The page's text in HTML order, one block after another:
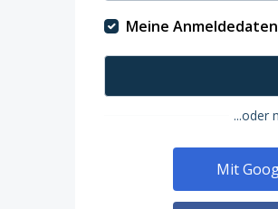
Meine
...oder
Mit